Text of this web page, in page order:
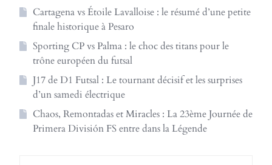
Cartagena vs Étoile Lavalloise : le résumé d’une petite
finale historique à Pesaro
Sporting CP vs Palma : le choc des titans pour le
trône européen du futsal
J17 de D1 Futsal : Le tournant décisif et les surprises
d’un samedi électrique
Chaos, Remontadas et Miracles : La 23ème Journée de
Primera División FS entre dans la Légende